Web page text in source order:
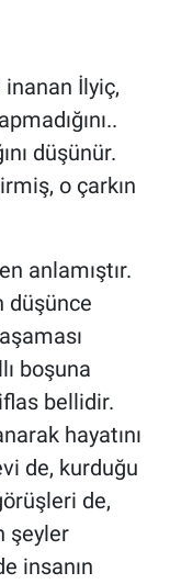
inanan İlyiç,
düşünür.
o çarkın
anlamıştır.
düşünce
boşuna
bellidir.
hayatını
de, kurduğu
de,
şeyler
insanın